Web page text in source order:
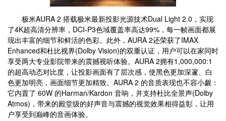
极米AURA 2 搭载极米最新投影光源技术Dual Light 2.0，实现
了4K超高清分辨率，DCI-P3色域覆盖率高达99%，每一帧画面都展
现出丰富的细节和鲜活的色彩。此外，AURA 2还荣获了IMAX
Enhanced和杜比视界(Dolby Vision)的双重认证，用户可以在家同时
享受两大专业影院带来的震撼视听体验。AURA 2拥有1,000,000:1
的超高动态对比度，让投影画面有了层次感，使黑色更加深邃、白
色更加明亮，画面细节更加精致。AURA 2 的音质表现也不容小觑：
它内置了 60W 的Harman/Kardon 音响，并支持杜比全景声(Dolby
Atmos)，带来的殿堂级的好声音与震撼的视觉效果相得益彰，让用
户享受到巅峰的音画体验。